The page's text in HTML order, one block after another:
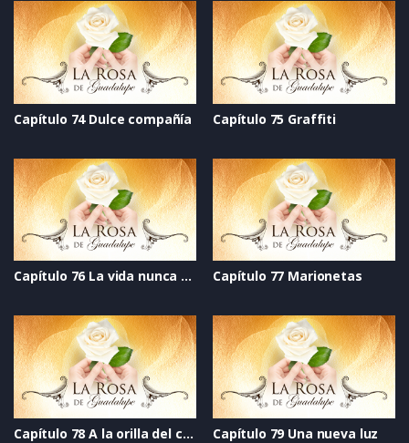
Capítulo 74 Dulce compañía Capítulo 75 Graffiti
Capítulo 76 La vida nunca se acaba Capítulo 77 Marionetas
Capítulo 78 A la orilla del cielo Capítulo 79 Una nueva luz